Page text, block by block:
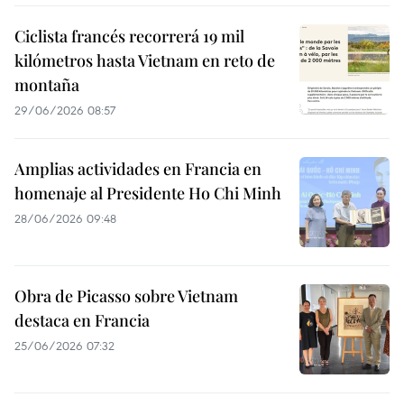
Ciclista francés recorrerá 19 mil
kilómetros hasta Vietnam en reto de
montaña
29/06/2026 08:57
Amplias actividades en Francia en
homenaje al Presidente Ho Chi Minh
28/06/2026 09:48
Obra de Picasso sobre Vietnam
destaca en Francia
25/06/2026 07:32